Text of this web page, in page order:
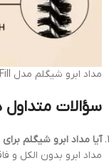
مداد ابرو شیگلم مدل Insta Fill رنگ Light Brown
سؤالات متداول
آیا مداد ابرو شیگلم
مداد ابرو بدون الکل و